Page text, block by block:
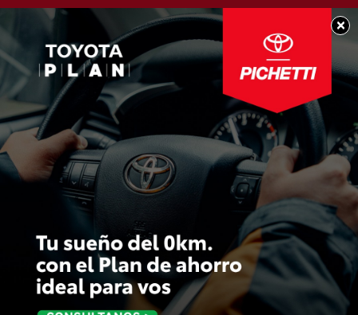
×
SOCIEDAD
A tener muy en cuenta
si sos deudor de cuota
alimentaria